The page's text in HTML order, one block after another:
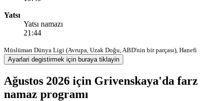
Yatsı
Yatsı namazı
21:44
Müslüman Dünya Ligi (Avrupa, Uzak Doğu, ABD'nin bir parçası), Hanefi
Ayarlari degistirmek için buraya tiklayin
Ağustos 2026 için Grivenskaya'da farz
namaz programı